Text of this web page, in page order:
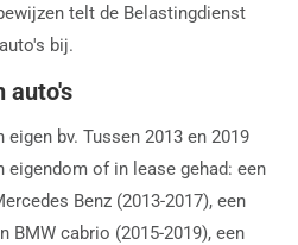
telt de Belastingdienst
bij.
auto's
bv. Tussen 2013 en 2019
eigendom of in lease gehad: een
Benz (2013-2017), een
BMW cabrio (2015-2019), een